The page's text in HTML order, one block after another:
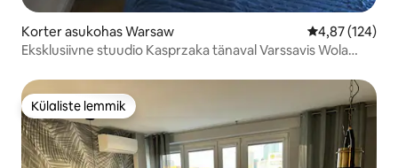
Korter asukohas Warsaw Keskmine
4,87 (124)
Eksklusiivne stuudio Kasprzaka tänaval Varssavis Wola
Külaliste lemmik
Külaliste lemmik